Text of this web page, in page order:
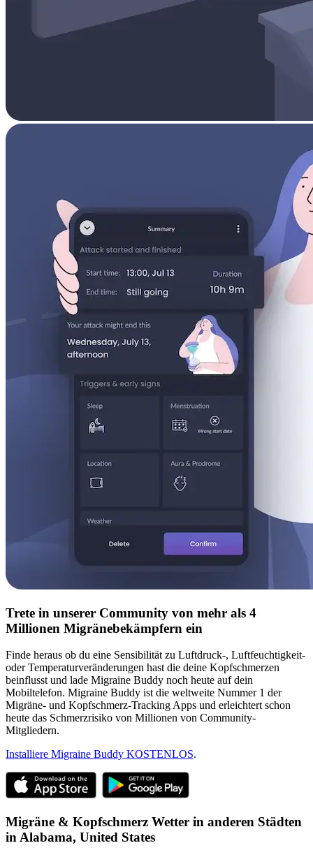
Trete in unserer Community von mehr als 4
Millionen Migränebekämpfern ein
Finde heraus ob du eine Sensibilität zu Luftdruck-, Luftfeuchtigkeit-
oder Temperaturveränderungen hast die deine Kopfschmerzen
beinflusst und lade Migraine Buddy noch heute auf dein
Mobiltelefon. Migraine Buddy ist die weltweite Nummer 1 der
Migräne- und Kopfschmerz-Tracking Apps und erleichtert schon
heute das Schmerzrisiko von Millionen von Community-
Mitgliedern.
Installiere Migraine Buddy KOSTENLOS.
Migräne & Kopfschmerz Wetter in anderen Städten
in Alabama, United States